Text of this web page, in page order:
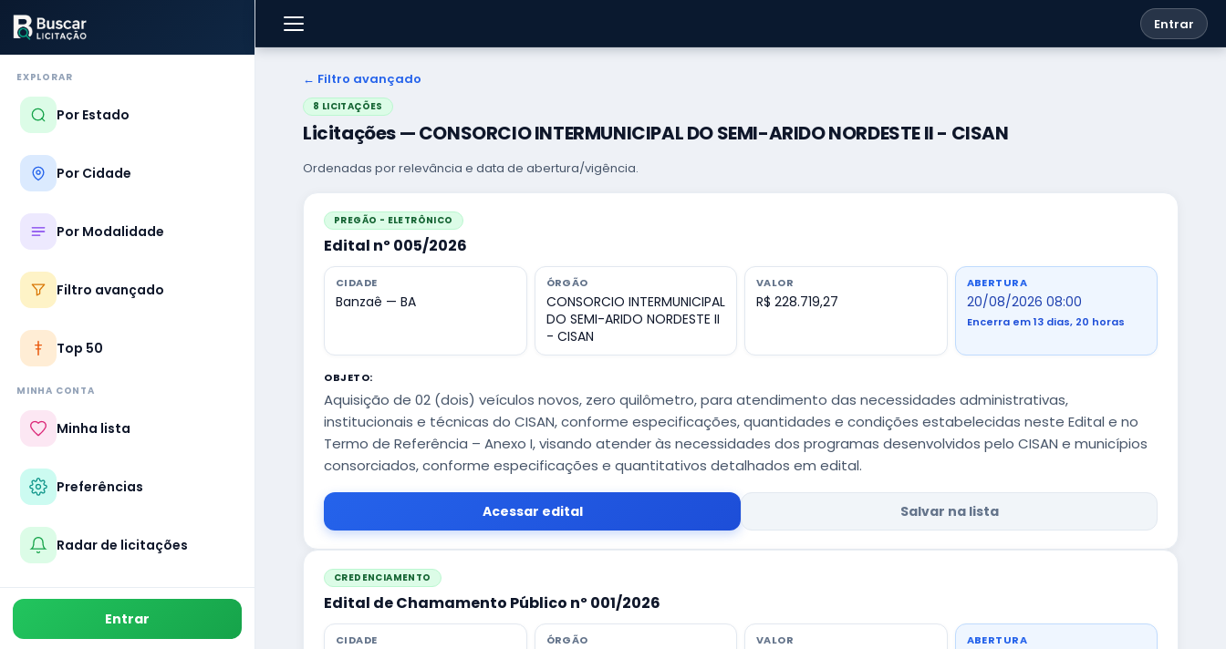
Entrar
EXPLORAR
Por Estado
Por Cidade
Por Modalidade
Filtro avançado
Top 50
MINHA CONTA
Minha lista
Preferências
Radar de licitações
Entrar
← Filtro avançado
8 LICITAÇÕES
Licitações — CONSORCIO INTERMUNICIPAL DO SEMI-ARIDO NORDESTE II - CISAN
Ordenadas por relevância e data de abertura/vigência.
PREGÃO - ELETRÔNICO
Edital nº 005/2026
CIDADE
Banzaê — BA
ÓRGÃO
CONSORCIO INTERMUNICIPAL
DO SEMI-ARIDO NORDESTE II
- CISAN
VALOR
R$ 228.719,27
ABERTURA
20/08/2026 08:00
Encerra em 13 dias, 20 horas
OBJETO:
Aquisição de 02 (dois) veículos novos, zero quilômetro, para atendimento das necessidades administrativas,
institucionais e técnicas do CISAN, conforme especificações, quantidades e condições estabelecidas neste Edital e no
Termo de Referência – Anexo I, visando atender às necessidades dos programas desenvolvidos pelo CISAN e municípios
consorciados, conforme especificações e quantitativos detalhados em edital.
Acessar edital Salvar na lista
CREDENCIAMENTO
Edital de Chamamento Público nº 001/2026
CIDADE ÓRGÃO VALOR ABERTURA